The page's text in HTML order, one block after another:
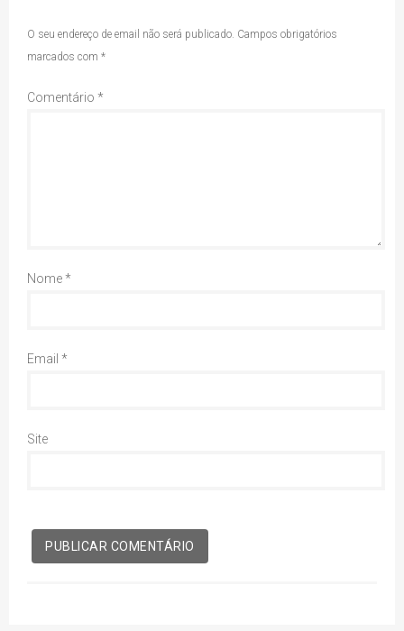
O seu endereço de email não será publicado. Campos obrigatórios
marcados com *
Comentário *
Nome*
Email *
Site